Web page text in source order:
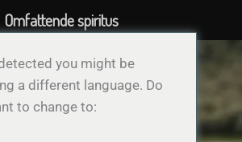
you might be
a different language. Do
to change to:
Omfattende spiritus